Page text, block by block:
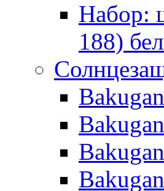
Набор:
188)